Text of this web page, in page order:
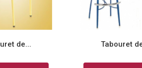
de... Tabouret